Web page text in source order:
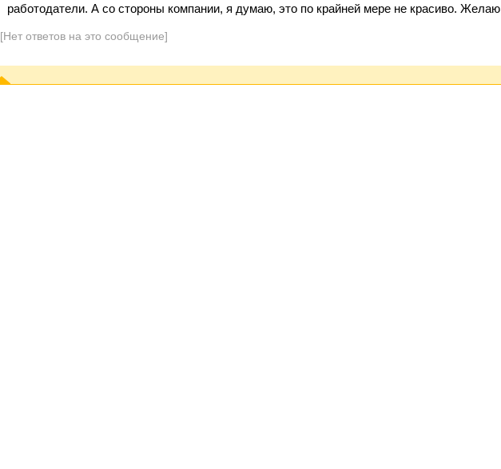
работодатели. А со стороны компании, я думаю, это по крайней мере не красиво.
[Нет ответов на это сообщение]